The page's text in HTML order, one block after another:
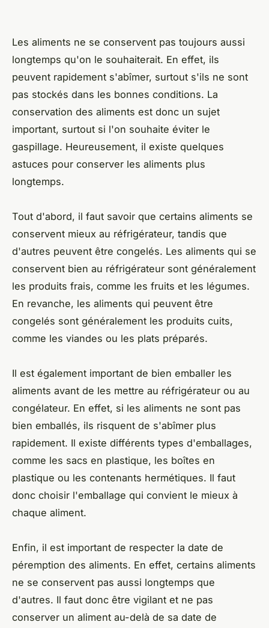
Les aliments ne se conservent pas toujours aussi
longtemps qu'on le souhaiterait. En effet, ils
peuvent rapidement s'abîmer, surtout s'ils ne sont
pas stockés dans les bonnes conditions. La
conservation des aliments est donc un sujet
important, surtout si l'on souhaite éviter le
gaspillage. Heureusement, il existe quelques
astuces pour conserver les aliments plus
longtemps.
Tout d'abord, il faut savoir que certains aliments se
conservent mieux au réfrigérateur, tandis que
d'autres peuvent être congelés. Les aliments qui se
conservent bien au réfrigérateur sont généralement
les produits frais, comme les fruits et les légumes.
En revanche, les aliments qui peuvent être
congelés sont généralement les produits cuits,
comme les viandes ou les plats préparés.
Il est également important de bien emballer les
aliments avant de les mettre au réfrigérateur ou au
congélateur. En effet, si les aliments ne sont pas
bien emballés, ils risquent de s'abîmer plus
rapidement. Il existe différents types d'emballages,
comme les sacs en plastique, les boîtes en
plastique ou les contenants hermétiques. Il faut
donc choisir l'emballage qui convient le mieux à
chaque aliment.
Enfin, il est important de respecter la date de
péremption des aliments. En effet, certains aliments
ne se conservent pas aussi longtemps que
d'autres. Il faut donc être vigilant et ne pas
conserver un aliment au-delà de sa date de